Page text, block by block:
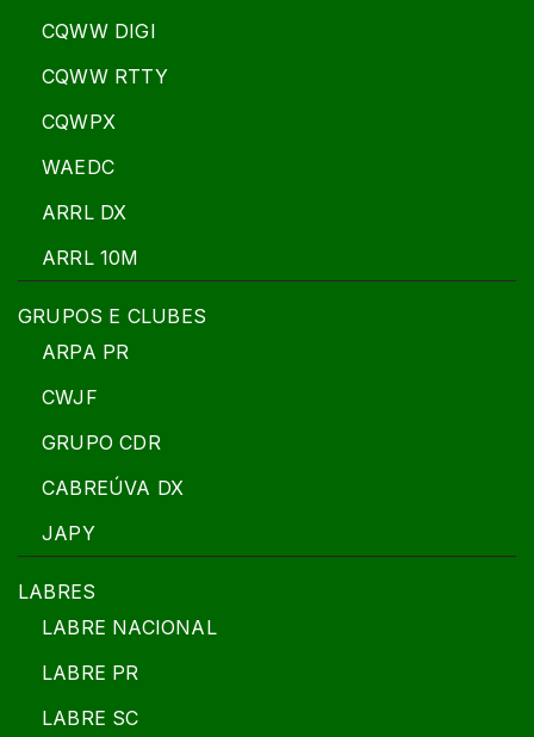
CQWW DIGI
CQWW RTTY
CQWPX
WAEDC
ARRL DX
ARRL 10M
GRUPOS E CLUBES
ARPA PR
CWJF
GRUPO CDR
CABREÚVA DX
JAPY
LABRES
LABRE NACIONAL
LABRE PR
LABRE SC